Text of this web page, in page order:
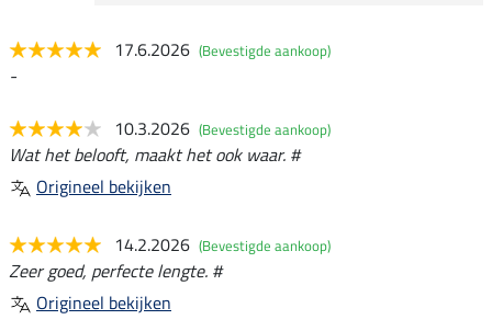
17.6.2026 (Bevestigde aankoop)
-
10.3.2026 (Bevestigde aankoop)
Wat het belooft, maakt het ook waar. #
Origineel bekijken
14.2.2026 (Bevestigde aankoop)
Zeer goed, perfecte lengte. #
Origineel bekijken